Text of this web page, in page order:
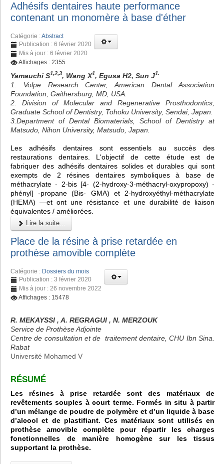
Adhésifs dentaires haute performance
contenant un monomère à base d'éther
Catégorie :Abstract
Publication : 6 février 2020
Mis à jour : 6 février 2020
Affichages : 2355
Yamauchi S1,2,3, Wang X1, Egusa H2, Sun J1.
1. Volpe Research Center, American Dental Association
Foundation, Gaithersburg, MD, USA.
2. Division of Molecular and Regenerative Prosthodontics,
Graduate School of Dentistry, Tohoku University, Sendai, Japan.
3.Department of Dental Biomaterials, School of Dentistry at
Matsudo, Nihon University, Matsudo, Japan.
Les adhésifs dentaires sont essentiels au succès des
restaurations dentaires. L'objectif de cette étude est de
fabriquer des adhésifs dentaires solides et durables qui sont
exempts de 2 résines dentaires symboliques à base de
méthacrylate - 2-bis [4- (2-hydroxy-3-méthacryl-oxypropoxy) -
phényl] -propane (Bis- GMA) et 2-hydroxyéthyl-méthacrylate
(HEMA) —et ont une résistance et une durabilité de liaison
équivalentes / améliorées.
Lire la suite...
Place de la résine à prise retardée en
prothèse amovible complète
Catégorie : Dossiers du mois
Publication : 3 février 2020
Mis à jour : 26 novembre 2022
Affichages : 15478
R. MEKAYSSI , A. REGRAGUI , N. MERZOUK
Service de Prothèse Adjointe
Centre de consultation et de traitement dentaire, CHU Ibn Sina.
Rabat
Université Mohamed V
RÉSUMÉ
Les résines à prise retardée sont des matériaux de
revêtements souples à court terme. Formés in situ à partir
d’un mélange de poudre de polymère et d’un liquide à base
d’alcool et de plastifiant. Ces matériaux sont utilisés en
prothèse amovible complète pour répartir les charges
fonctionnelles de manière homogène sur les tissus
supportant la prothèse.